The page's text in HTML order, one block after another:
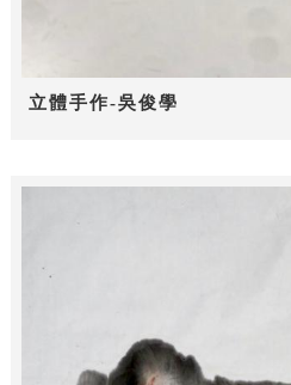
立體手作-吳俊學